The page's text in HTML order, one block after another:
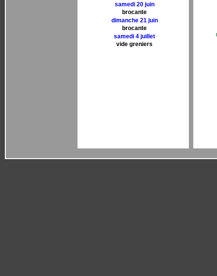
samedi 20 juin
brocante
dimanche 21 juin
brocante
samedi 4 juillet
vide greniers